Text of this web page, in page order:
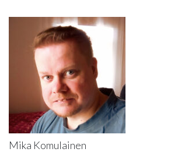
Mika Komulainen